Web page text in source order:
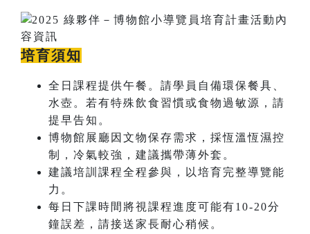
培育須知
全日課程提供午餐。請學員自備環保餐具、
水壺。若有特殊飲食習慣或食物過敏源，請
提早告知。
博物館展廳因文物保存需求，採恆溫恆濕控
制，冷氣較強，建議攜帶薄外套。
建議培訓課程全程參與，以培育完整導覽能
力。
每日下課時間將視課程進度可能有10-20分
鐘誤差，請接送家長耐心稍候。